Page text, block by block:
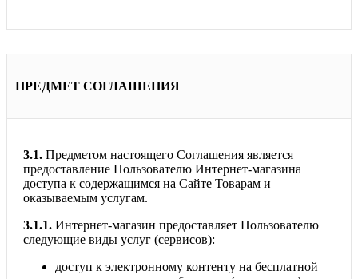
ПРЕДМЕТ СОГЛАШЕНИЯ
3.1. Предметом настоящего Соглашения является
предоставление Пользователю Интернет-магазина
доступа к содержащимся на Сайте Товарам и
оказываемым услугам.
3.1.1. Интернет-магазин предоставляет Пользователю
следующие виды услуг (сервисов):
доступ к электронному контенту на бесплатной